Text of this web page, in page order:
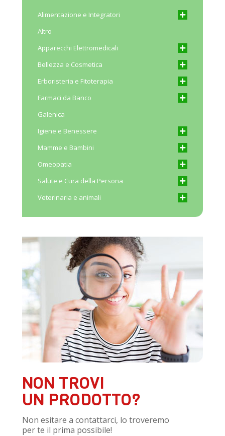
Alimentazione e Integratori
Altro
Apparecchi Elettromedicali
Bellezza e Cosmetica
Erboristeria e Fitoterapia
Farmaci da Banco
Galenica
Igiene e Benessere
Mamme e Bambini
Omeopatia
Salute e Cura della Persona
Veterinaria e animali
NON TROVI
UN PRODOTTO?
Non esitare a contattarci, lo troveremo
per te il prima possibile!